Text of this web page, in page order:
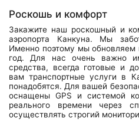
Роскошь и комфорт
Закажите наш роскошный и
аэропорта Канкуна. Мы
Именно поэтому мы обновляем
год. Для нас очень важно
средства, всегда готовые и
вам транспортные услуги в
понадобятся. Для вашей
оснащены GPS и системой
реального времени через
осуществлять строгий